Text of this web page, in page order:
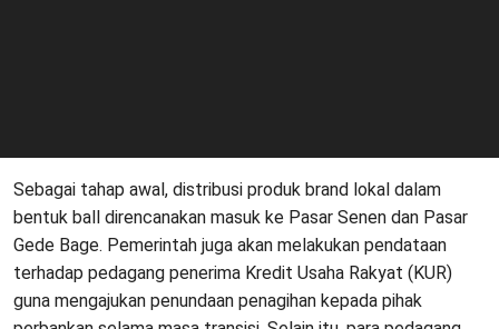
Sebagai tahap awal, distribusi produk brand lokal dalam
bentuk ball direncanakan masuk ke Pasar Senen dan Pasar
Gede Bage. Pemerintah juga akan melakukan pendataan
terhadap pedagang penerima Kredit Usaha Rakyat (KUR)
guna mengajukan penundaan penagihan kepada pihak